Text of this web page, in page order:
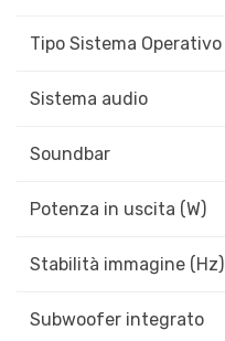
Tipo Sistema Operativo
Sistema audio
Soundbar
Potenza in uscita (W)
Stabilità immagine (Hz)
Subwoofer integrato